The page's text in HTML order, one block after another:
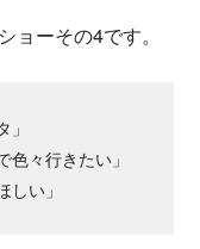
ョーその4です。
色々行きたい」
しい」